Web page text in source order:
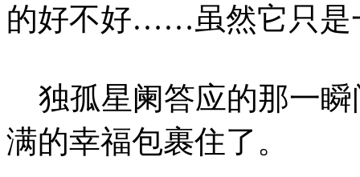
的好不好……虽然它只是
独孤星阑答应的那一瞬
满的幸福包裹住了。